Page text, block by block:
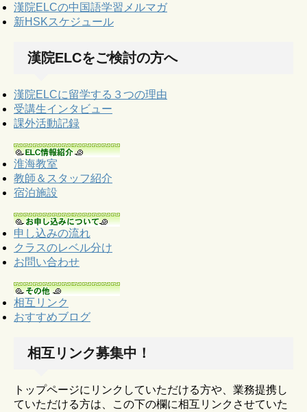
漢院ELCの中国語学習メルマガ
新HSKスケジュール
漢院ELCをご検討の方へ
漢院ELCに留学する３つの理由
受講生インタビュー
課外活動記録
淮海教室
教師＆スタッフ紹介
宿泊施設
申し込みの流れ
クラスのレベル分け
お問い合わせ
相互リンク
おすすめブログ
相互リンク募集中！
トップページにリンクしていただける方や、業務提携し
ていただける方は、この下の欄に相互リンクさせていた